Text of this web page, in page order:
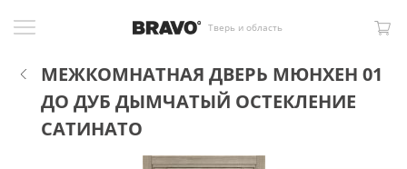
Тверь и область
МЕЖКОМНАТНАЯ ДВЕРЬ МЮНХЕН 01
ДО ДУБ ДЫМЧАТЫЙ ОСТЕКЛЕНИЕ
САТИНАТО